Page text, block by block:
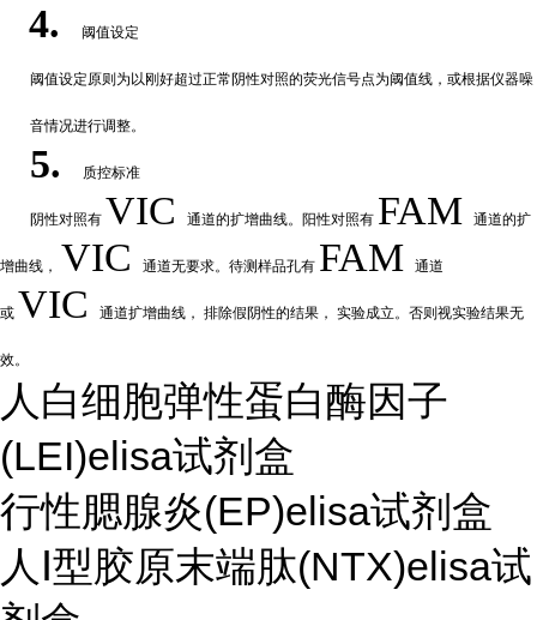
4. 阈值设定
阈值设定原则为以刚好超过正常阴性对照的荧光信号点为阈值线，或根据仪器噪
音情况进行调整。
5. 质控标准
阴性对照有 VIC通道的扩增曲线。阳性对照有 FAM通道的扩
增曲线， VIC通道无要求。待测样品孔有 FAM通道
或 VIC 通道扩增曲线， 排除假阴性的结果， 实验成立。否则视实验结果无
效。
人白细胞弹性蛋白酶因子
(LEI)elisa试剂盒
行性腮腺炎(EP)elisa试剂盒
人Ⅰ型胶原末端肽(NTX)elisa试